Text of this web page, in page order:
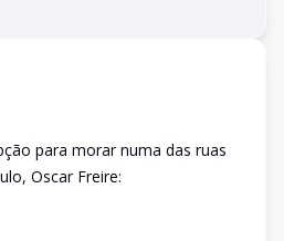
para morar numa das ruas
Oscar Freire: